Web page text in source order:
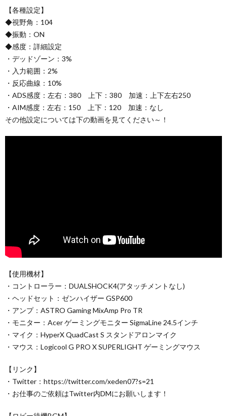
【各種設定】
◆視野角：104
◆振動：ON
◆感度：詳細設定
・デッドゾーン：3%
・入力範囲：2%
・反応曲線：10%
・ADS感度：左右：380 上下：380 加速：上下左右250
・AIM感度：左右：150 上下：120 加速：なし
その他設定については下の動画を見てください～！
【使用機材】
・コントローラー：DUALSHOCK4(アタッチメントなし)
・ヘッドセット：ゼンハイザー GSP600
・アンプ：ASTRO Gaming MixAmp Pro TR
・モニター：Acer ゲーミングモニター SigmaLine 24.5インチ
・マイク：HyperX QuadCast S スタンドアロンマイク
・マウス：Logicool G PRO X SUPERLIGHT ゲーミングマウス
【リンク】
・Twitter：https://twitter.com/xeden07?s=21
・お仕事のご依頼はTwitter内DMにお願いします！